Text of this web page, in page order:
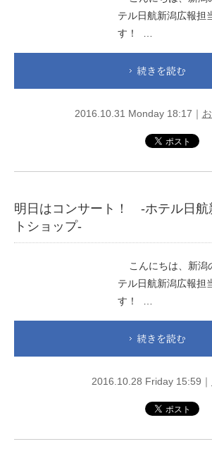
テル日航新潟広報担
す！ …
続きを読む
2016.10.31 Monday 18:17｜
明日はコンサート！ -ホテル日航
トショップ-
こんにちは、新潟
テル日航新潟広報担
す！ …
続きを読む
2016.10.28 Friday 15:59｜